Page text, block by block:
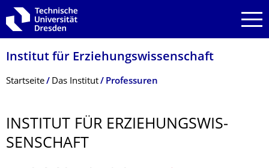
Zur Hauptnavigation springen
Zur Suche springen
Zum Inhalt springen
Institut für Erziehungswissen­schaft
Breadcrumb-Menü
Startseite Das Institut Professuren
INSTITUT FÜR ERZIEHUNGSWIS­
SENSCHAFT